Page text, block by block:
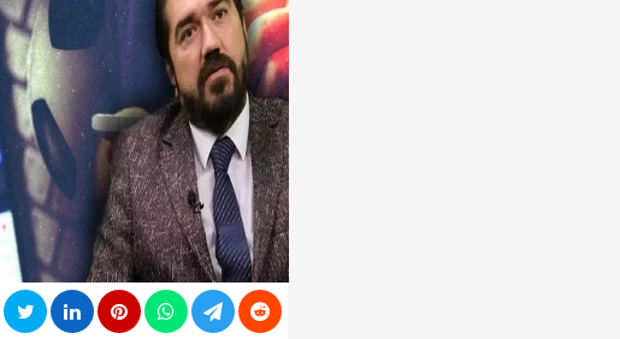
Telefonundan mide bulandıran yazışmalar ve görseller çıktı!
Altın fiyatları gaza bastı!
yer alacak? Bazı suçlar ve Öcalan kapsam dışında…
görüntüleri ortaya çıktı! ‘Oraya koy ben oradan alırım…'